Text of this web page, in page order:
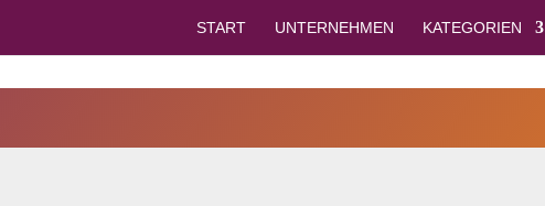
START UNTERNEHMEN KATEGORIEN